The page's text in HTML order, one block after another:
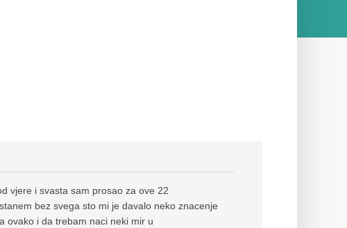
vjere i svasta sam prosao za ove 22
bez svega sto mi je davalo neko znacenje
ovako i da trebam naci neki mir u